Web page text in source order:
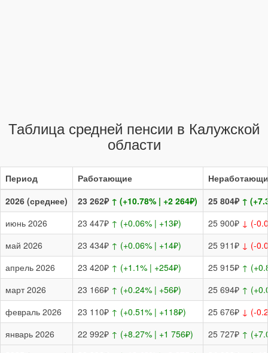
Таблица средней пенсии в Калужской
области
Период Работающие
2026 (среднее)
23 262₽ ↑ (+10.78% | +2 264₽) 25 804₽ ↑
июнь 2026
23 447₽ ↑ (+0.06% | +13₽) 25 900₽ ↓ (-
май 2026
23 434₽ ↑ (+0.06% | +14₽) 25 911₽ ↓ (-
апрель 2026
23 420₽ ↑ (+1.1% | +254₽) 25 915₽ ↑
март 2026
23 166₽ ↑ (+0.24% | +56₽) 25 694₽ ↑
февраль 2026
23 110₽ ↑ (+0.51% | +118₽) 25 676₽ ↓ (-
январь 2026
22 992₽ ↑ (+8.27% | +1 756₽) 25 727₽ ↑